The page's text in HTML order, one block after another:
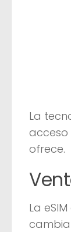
La
acceso
ofrece.
La